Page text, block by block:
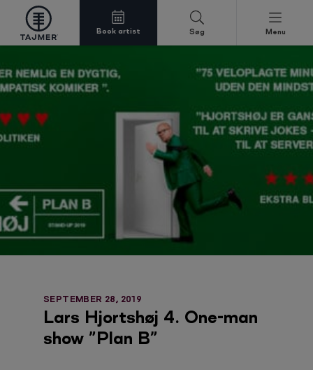
Book artist Søg Menu
SEPTEMBER 28, 2019
Lars Hjortshøj 4. One-man
show ”Plan B”